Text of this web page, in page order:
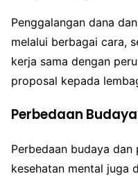
Penggalangan dana
melalui berbagai cara,
kerja sama dengan
proposal kepada
Perbedaan
Perbedaan budaya
kesehatan mental juga